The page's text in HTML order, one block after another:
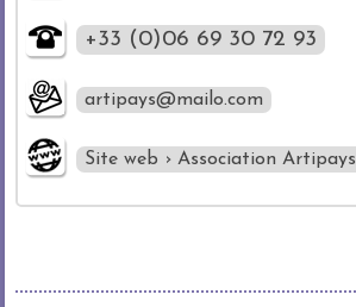
+33 (0)06 69 30 72 93
artipays@mailo.com
Site web › Association Artipays